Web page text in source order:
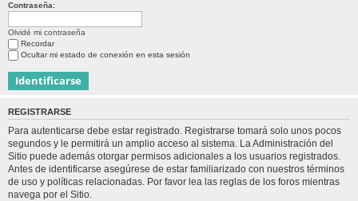
Contraseña:
Olvidé mi contraseña
Recordar
Ocultar mi estado de conexión en esta sesión
REGISTRARSE
Para autenticarse debe estar registrado. Registrarse tomará solo unos pocos
segundos y le permitirá un amplio acceso al sistema. La Administración del
Sitio puede además otorgar permisos adicionales a los usuarios registrados.
Antes de identificarse asegúrese de estar familiarizado con nuestros términos
de uso y políticas relacionadas. Por favor lea las reglas de los foros mientras
navega por el Sitio.